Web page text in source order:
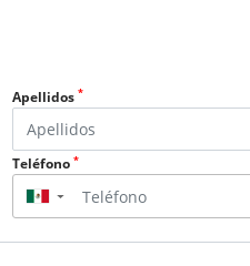
Apellidos *
Teléfono *
▼